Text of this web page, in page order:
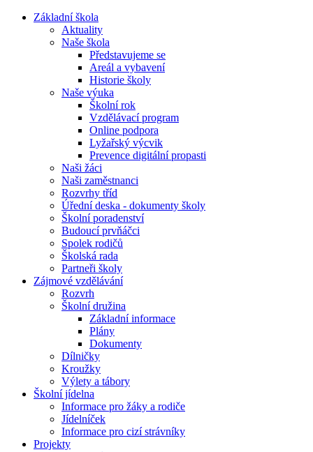
Základní škola
Aktuality
Naše škola
Představujeme se
Areál a vybavení
Historie školy
Naše výuka
Školní rok
Vzdělávací program
Online podpora
Lyžařský výcvik
Prevence digitální propasti
Naši žáci
Naši zaměstnanci
Rozvrhy tříd
Úřední deska - dokumenty školy
Školní poradenství
Budoucí prvňáčci
Spolek rodičů
Školská rada
Partneři školy
Zájmové vzdělávání
Rozvrh
Školní družina
Základní informace
Plány
Dokumenty
Dílničky
Kroužky
Výlety a tábory
Školní jídelna
Informace pro žáky a rodiče
Jídelníček
Informace pro cizí strávníky
Projekty